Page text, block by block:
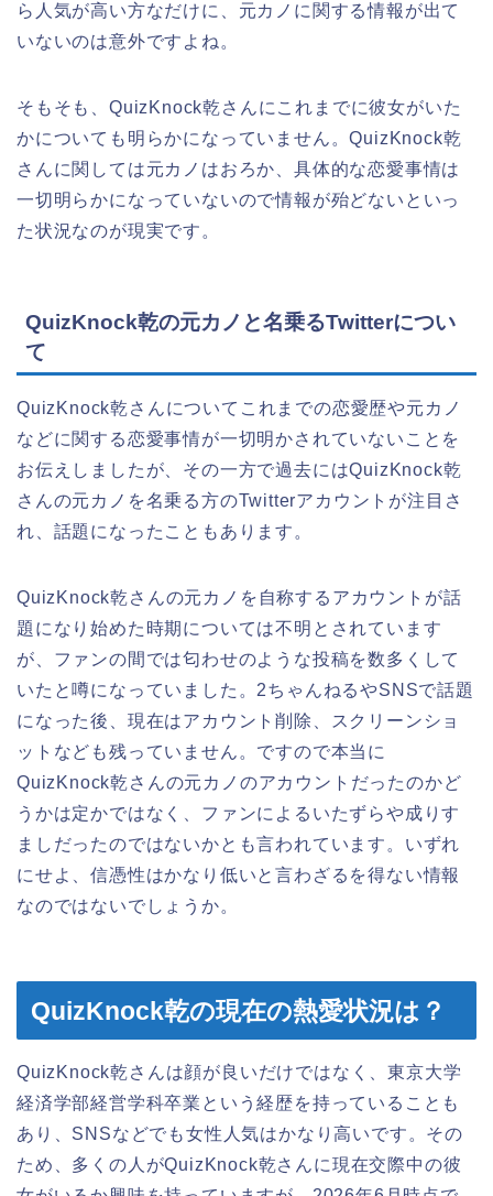
ら人気が高い方なだけに、元カノに関する情報が出て
いないのは意外ですよね。
そもそも、QuizKnock乾さんにこれまでに彼女がいた
かについても明らかになっていません。QuizKnock乾
さんに関しては元カノはおろか、具体的な恋愛事情は
一切明らかになっていないので情報が殆どないといっ
た状況なのが現実です。
QuizKnock乾の元カノと名乗るTwitterについ
て
QuizKnock乾さんについてこれまでの恋愛歴や元カノ
などに関する恋愛事情が一切明かされていないことを
お伝えしましたが、その一方で過去にはQuizKnock乾
さんの元カノを名乗る方のTwitterアカウントが注目さ
れ、話題になったこともあります。
QuizKnock乾さんの元カノを自称するアカウントが話
題になり始めた時期については不明とされています
が、ファンの間では匂わせのような投稿を数多くして
いたと噂になっていました。2ちゃんねるやSNSで話題
になった後、現在はアカウント削除、スクリーンショ
ットなども残っていません。ですので本当に
QuizKnock乾さんの元カノのアカウントだったのかど
うかは定かではなく、ファンによるいたずらや成りす
ましだったのではないかとも言われています。いずれ
にせよ、信憑性はかなり低いと言わざるを得ない情報
なのではないでしょうか。
QuizKnock乾の現在の熱愛状況は？
QuizKnock乾さんは顔が良いだけではなく、東京大学
経済学部経営学科卒業という経歴を持っていることも
あり、SNSなどでも女性人気はかなり高いです。その
ため、多くの人がQuizKnock乾さんに現在交際中の彼